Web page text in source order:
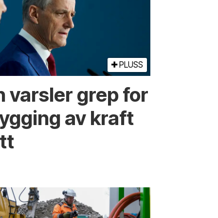
PLUSS
varsler grep for
av kraft